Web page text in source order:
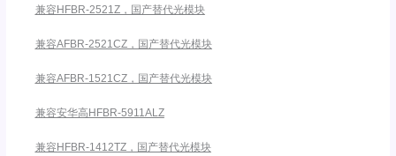
兼容HFBR-2521Z，国产替代光模块
兼容AFBR-2521CZ，国产替代光模块
兼容AFBR-1521CZ，国产替代光模块
兼容安华高HFBR-5911ALZ
兼容HFBR-1412TZ，国产替代光模块